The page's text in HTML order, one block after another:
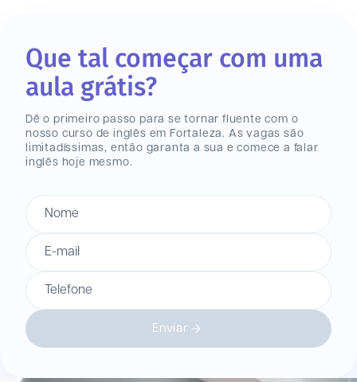
Que tal começar com uma
aula grátis?
Dê o primeiro passo para se tornar fluente com o
nosso curso de inglês em Fortaleza. As vagas são
limitadíssimas, então garanta a sua e comece a falar
inglês hoje mesmo.
Nome
E-mail
Telefone
Enviar